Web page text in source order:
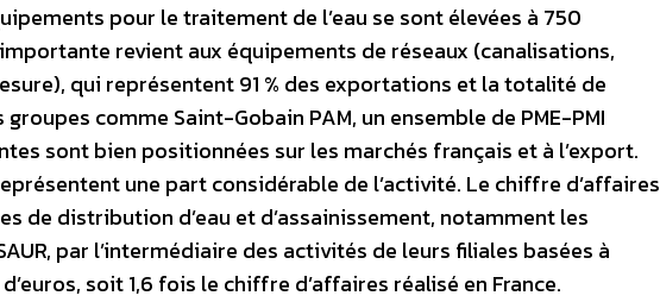
pour le traitement de l’eau se sont élevées à 750
revient aux équipements de réseaux (canalisations,
qui représentent 91 % des exportations et la totalité de
comme Saint-Gobain PAM, un ensemble de PME-PMI
sont bien positionnées sur les marchés français et à l’export.
une part considérable de l’activité. Le chiffre d’affaires
de distribution d’eau et d’assainissement, notamment les
par l’intermédiaire des activités de leurs filiales basées à
soit 1,6 fois le chiffre d’affaires réalisé en France.